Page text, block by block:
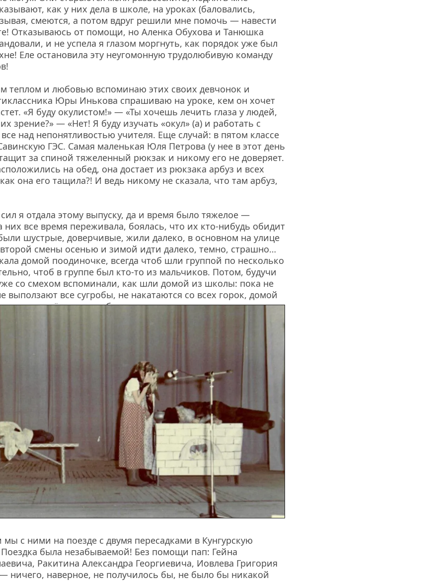
как у них дела в школе, на уроках (баловались,
смеются, а потом вдруг решили мне помочь — навести
Отказываюсь от помощи, но Аленка Обухова и Танюшка
и не успела я глазом моргнуть, как порядок уже был
Еле остановила эту неугомонную трудолюбивую команду
теплом и любовью вспоминаю этих своих девчонок и
Юры Инькова спрашиваю на уроке, кем он хочет
«Я буду окулистом!» — «Ты хочешь лечить глаза у людей,
зрение?» — «Нет! Я буду изучать «окул» (а) и работать с
над непонятливостью учителя. Еще случай: в пятом классе
ГЭС. Самая маленькая Юля Петрова (у нее в этот день
за спиной тяжеленный рюкзак и никому его не доверяет.
на обед, она достает из рюкзака арбуз и всех
она его тащила?! И ведь никому не сказала, что там арбуз,
я отдала этому выпуску, да и время было тяжелое —
них все время переживала, боялась, что их кто-нибудь обидит
шустрые, доверчивые, жили далеко, в основном на улице
смены осенью и зимой идти далеко, темно, страшно…
домой поодиночке, всегда чтоб шли группой по несколько
чтоб в группе был кто-то из мальчиков. Потом, будучи
со смехом вспоминали, как шли домой из школы: пока не
выползают все сугробы, не накатаются со всех горок, домой
самое весёлое время было тогда.
мы с ними на поезде с двумя пересадками в Кунгурскую
была незабываемой! Без помощи пап: Гейна
Ракитина Александра Георгиевича, Иовлева Григория
ничего, наверное, не получилось бы, не было бы никакой